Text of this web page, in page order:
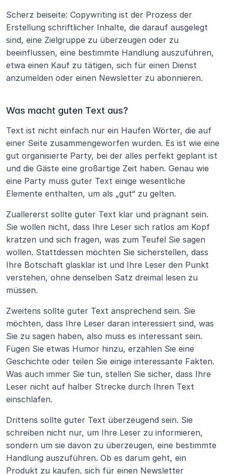
Scherz beiseite: Copywriting ist der Prozess der
Erstellung schriftlicher Inhalte, die darauf ausgelegt
sind, eine Zielgruppe zu überzeugen oder zu
beeinflussen, eine bestimmte Handlung auszuführen,
etwa einen Kauf zu tätigen, sich für einen Dienst
anzumelden oder einen Newsletter zu abonnieren.
Was macht guten Text aus?
Text ist nicht einfach nur ein Haufen Wörter, die auf
einer Seite zusammengeworfen wurden. Es ist wie eine
gut organisierte Party, bei der alles perfekt geplant ist
und die Gäste eine großartige Zeit haben. Genau wie
eine Party muss guter Text einige wesentliche
Elemente enthalten, um als „gut“ zu gelten.
Zuallererst sollte guter Text klar und prägnant sein.
Sie wollen nicht, dass Ihre Leser sich ratlos am Kopf
kratzen und sich fragen, was zum Teufel Sie sagen
wollen. Stattdessen möchten Sie sicherstellen, dass
Ihre Botschaft glasklar ist und Ihre Leser den Punkt
verstehen, ohne denselben Satz dreimal lesen zu
müssen.
Zweitens sollte guter Text ansprechend sein. Sie
möchten, dass Ihre Leser daran interessiert sind, was
Sie zu sagen haben, also muss es interessant sein.
Fügen Sie etwas Humor hinzu, erzählen Sie eine
Geschichte oder teilen Sie einige interessante Fakten.
Was auch immer Sie tun, stellen Sie sicher, dass Ihre
Leser nicht auf halber Strecke durch Ihren Text
einschlafen.
Drittens sollte guter Text überzeugend sein. Sie
schreiben nicht nur, um Ihre Leser zu informieren,
sondern um sie davon zu überzeugen, eine bestimmte
Handlung auszuführen. Ob es darum geht, ein
Produkt zu kaufen, sich für einen Newsletter